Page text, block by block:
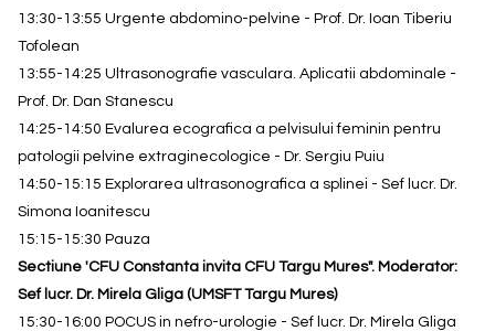
13:30-13:55 Urgente abdomino-pelvine - Prof. Dr. Ioan Tiberiu
Tofolean
13:55-14:25 Ultrasonografie vasculara. Aplicatii abdominale -
Prof. Dr. Dan Stanescu
14:25-14:50 Evalurea ecografica a pelvisului feminin pentru
patologii pelvine extraginecologice - Dr. Sergiu Puiu
14:50-15:15 Explorarea ultrasonografica a splinei - Sef lucr. Dr.
Simona Ioanitescu
15:15-15:30 Pauza
Sectiune 'CFU Constanta invita CFU Targu Mures". Moderator:
Sef lucr. Dr. Mirela Gliga (UMSFT Targu Mures)
15:30-16:00 POCUS in nefro-urologie - Sef lucr. Dr. Mirela Gliga